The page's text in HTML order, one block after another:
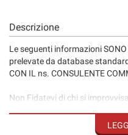
Descrizione
Le seguenti informazioni SONO
prelevate da database
CON IL ns. CONSULENTE
Non Fidatevi di chi si